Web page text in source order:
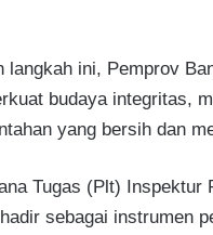
langkah ini, Pemprov
budaya integritas,
yang bersih dan
Tugas (Plt) Inspektur
sebagai instrumen